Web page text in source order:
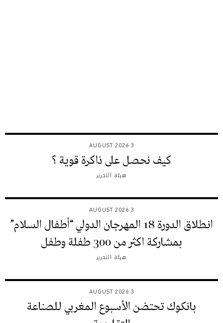
3 AUGUST 2026
كيف نحصل على ذاكرة قوية ؟
هيئة التحرير
3 AUGUST 2026
انطلاق الدورة 18 المهرجان الدولي “أطفال السلام”
بمشاركة اكثر من 300 طفلة وطفل
هيئة التحرير
3 AUGUST 2026
بانكوك تحتضن الأسبوع المغربي للصناعة